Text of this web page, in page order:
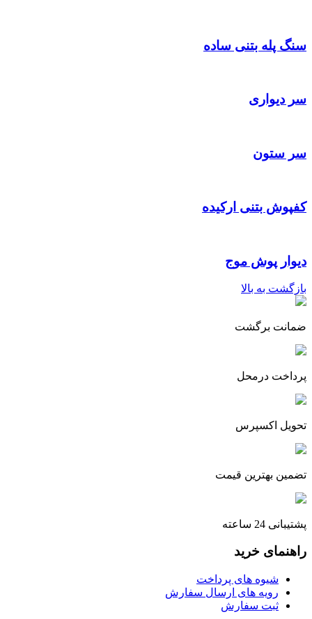
سنگ پله بتنی ساده
سر دیواری
سر ستون
کفپوش بتنی ارکیده
دیوار پوش موج
بازگشت به بالا
ضمانت برگشت
پرداخت درمحل
تحویل اکسپرس
تضمین بهترین قیمت
پشتیبانی 24 ساعته
راهنمای خرید
شیوه های پرداخت
رویه های ارسال سفارش
ثبت سفارش